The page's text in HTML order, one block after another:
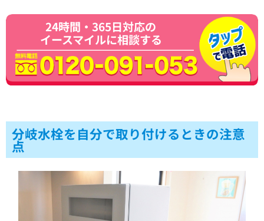
24時間・365日対応の
イースマイルに相談する
分岐水栓を自分で取り付けるときの注意
点